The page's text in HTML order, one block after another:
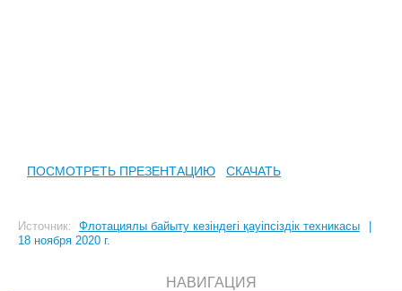
ПОСМОТРЕТЬ ПРЕЗЕНТАЦИЮ СКАЧАТЬ
Источник: Флотациялы байыту кезіндегі қауіпсіздік техникасы
18 ноября 2020 г.
НАВИГАЦИЯ